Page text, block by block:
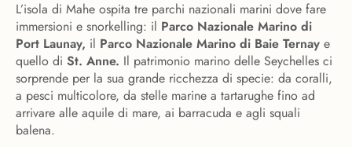
L’isola di Mahe ospita tre parchi nazionali marini dove fare
immersioni e snorkelling: il Parco Nazionale Marino di
Port Launay, il Parco Nazionale Marino di Baie Ternay e
quello di St. Anne. Il patrimonio marino delle Seychelles ci
sorprende per la sua grande ricchezza di specie: da coralli,
a pesci multicolore, da stelle marine a tartarughe fino ad
arrivare alle aquile di mare, ai barracuda e agli squali
balena.